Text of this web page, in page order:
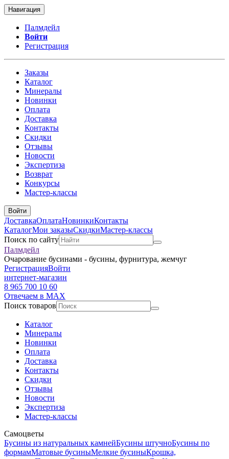
Навигация
Палмдейл
Войти
Регистрация
Заказы
Каталог
Минералы
Новинки
Оплата
Доставка
Контакты
Скидки
Отзывы
Новости
Экспертиза
Возврат
Конкурсы
Мастер-классы
Войти
ДоставкаОплатаНовинкиКонтакты
КаталогМои заказыСкидкиМастер-классы
Поиск по сайту
Палмдейл
Очарование бусинами - бусины, фурнитура, жемчуг
РегистрацияВойти
интернет-магазин
8 965 700 10 60
Отвечаем в MAX
Поиск товаров
Каталог
Минералы
Новинки
Оплата
Доставка
Контакты
Скидки
Отзывы
Новости
Экспертиза
Мастер-классы
Самоцветы
Бусины из натуральных камнейБусины штучноБусины по
формамМатовые бусиныМелкие бусиныКрошка,